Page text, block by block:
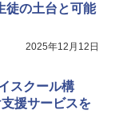
徒の土台と可能
2025年12月12日
スクール構
援サービスを